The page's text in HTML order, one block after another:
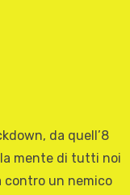
da quell’8
mente di tutti noi
contro un nemico